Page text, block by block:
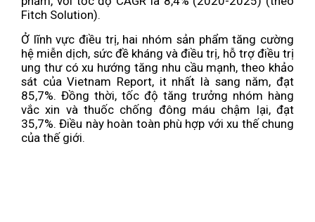
Fitch Solution).
Ở lĩnh vực điều trị, hai nhóm sản phẩm tăng cường
hệ miễn dịch, sức đề kháng và điều trị, hỗ trợ điều trị
ung thư có xu hướng tăng nhu cầu mạnh, theo khảo
sát của Vietnam Report, it nhất là sang năm, đạt
85,7%. Đồng thời, tốc độ tăng trưởng nhóm hàng
vắc xin và thuốc chống đông máu chậm lại, đạt
35,7%. Điều này hoàn toàn phù hợp với xu thế chung
của thế giới.